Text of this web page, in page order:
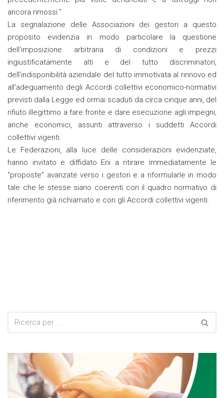
ancora rimossi.”
La segnalazione delle Associazioni dei gestori a questo
proposito evidenzia in modo particolare la questione
dell’imposizione arbitraria di condizioni e prezzi
ingiustificatamente alti e del tutto discriminatori,
dell’indisponibilità aziendale del tutto immotivata al rinnovo ed
all’adeguamento degli Accordi collettivi economico-normativi
previsti dalla Legge ed ormai scaduti da circa cinque anni, del
rifiuto illegittimo a fare fronte e dare esecuzione agli impegni,
anche economici, assunti attraverso i suddetti Accordi
collettivi vigenti.
Le Federazioni, alla luce delle considerazioni evidenziate,
hanno invitato e diffidato Eni a ritirare immediatamente le
“proposte” avanzate verso i gestori e a riformularle in modo
tale che le stesse siano coerenti con il quadro normativo di
riferimento già richiamato e con gli Accordi collettivi vigenti.